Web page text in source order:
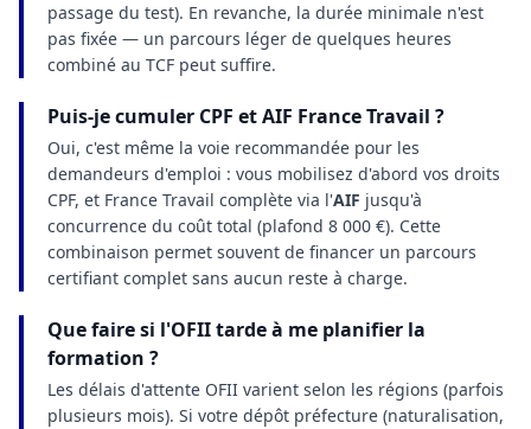
passage du test). En revanche, la durée minimale n'est
pas fixée — un parcours léger de quelques heures
combiné au TCF peut suffire.
Puis-je cumuler CPF et AIF France Travail ?
Oui, c'est même la voie recommandée pour les
demandeurs d'emploi : vous mobilisez d'abord vos droits
CPF, et France Travail complète via l'AIF jusqu'à
concurrence du coût total (plafond 8 000 €). Cette
combinaison permet souvent de financer un parcours
certifiant complet sans aucun reste à charge.
Que faire si l'OFII tarde à me planifier la
formation ?
Les délais d'attente OFII varient selon les régions (parfois
plusieurs mois). Si votre dépôt préfecture (naturalisation,